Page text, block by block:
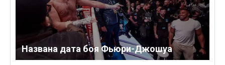
Названа дата боя Фьюри-Джошуа